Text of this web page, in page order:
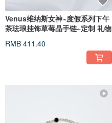
Venus维纳斯女神~度假系列下午
茶珐琅挂饰草莓晶手链~定制 礼物
RMB 411.40